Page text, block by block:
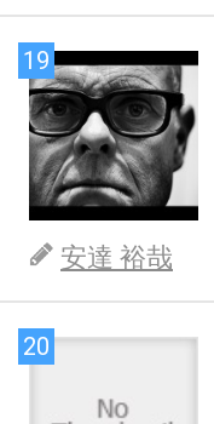
19
安達 裕哉
20